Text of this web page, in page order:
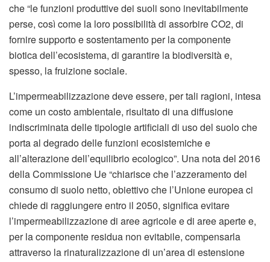
che “le funzioni produttive dei suoli sono inevitabilmente
perse, così come la loro possibilità di assorbire CO2, di
fornire supporto e sostentamento per la componente
biotica dell’ecosistema, di garantire la biodiversità e,
spesso, la fruizione sociale.
L’impermeabilizzazione deve essere, per tali ragioni, intesa
come un costo ambientale, risultato di una diffusione
indiscriminata delle tipologie artificiali di uso del suolo che
porta al degrado delle funzioni ecosistemiche e
all’alterazione dell’equilibrio ecologico”. Una nota del 2016
della Commissione Ue “chiarisce che l’azzeramento del
consumo di suolo netto, obiettivo che l’Unione europea ci
chiede di raggiungere entro il 2050, significa evitare
l’impermeabilizzazione di aree agricole e di aree aperte e,
per la componente residua non evitabile, compensarla
attraverso la rinaturalizzazione di un’area di estensione